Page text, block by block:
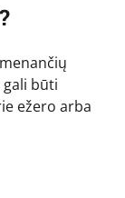
gali būti
ežero arba